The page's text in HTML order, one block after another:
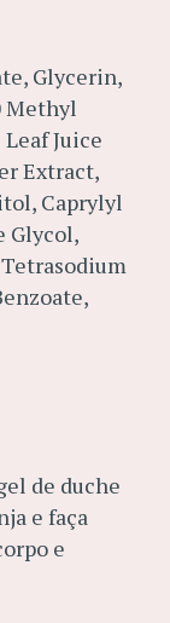
Glycerin,
Methyl
Juice
Extract,
Caprylyl
Glycol,
de duche
e faça
e